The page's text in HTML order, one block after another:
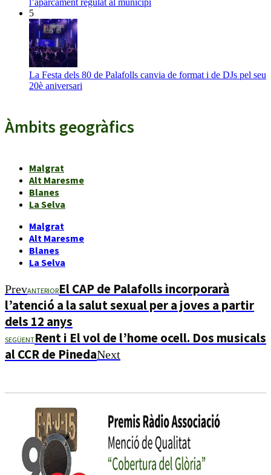
5
La Festa dels 80 de Palafolls canvia de format i de DJs pel seu
20è aniversari
Àmbits geogràfics
Malgrat
Alt Maresme
Blanes
La Selva
Malgrat
Alt Maresme
Blanes
La Selva
PrevANTERIOREl CAP de Palafolls incorporarà
l’atenció a la salut sexual per a joves a partir
dels 12 anys
SEGÜENTRent i El vol de l’home ocell. Dos musicals
al CCR de PinedaNext